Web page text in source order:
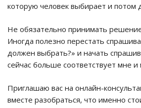
которую человек выбирает и потом
Не обязательно принимать
Иногда полезно перестать
должен выбрать?» и начать
сейчас больше соответствует мне
Приглашаю вас на онлайн-
вместе разобраться, что именно